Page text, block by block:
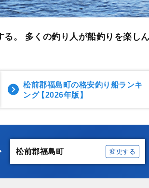
。 多くの釣り人が船釣りを楽し
松前郡福島町の格安釣り船ランキ
ング【2026年版】
松前郡福島町 変更する